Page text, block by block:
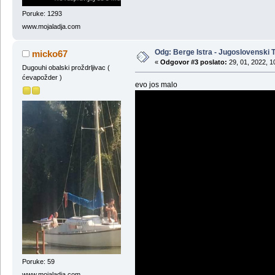
Poruke: 1293
www.mojaladja.com
micko67
Dugouhi obalski proždrljivac (
ćevapožder )
Poruke: 59
Odg: Berge Istra - Jugoslovenski
« Odgovor #3 poslato: 29, 01, 2022,
evo jos malo